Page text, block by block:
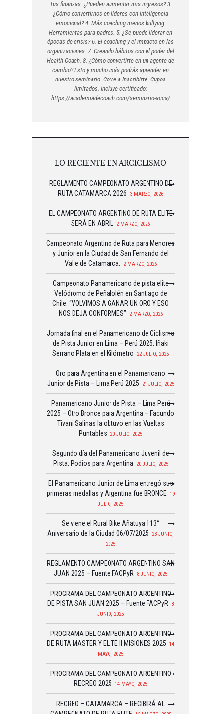
Tus finanzas. ¿Pueden aumentar mis ingresos? 3.
¿Cómo convertirnos en líderes con inteligencia
emocional? 4. Más coaching menos bullying.
Herramientas para padres. 5. ¿Se puede liderar en
épocas de crisis? 6. El coaching y el impacto en las
organizaciones. 7. Creando hábitos con el poder del
Health Coach. 8. ¿Cómo convertirte en un agente de
cambio? Esto y mucho más podrás aprender en
nuestro seminario. Corre a Inscribirte. Cupos
limitados. Incluye certificado:
https://academiadecoach.com/seminario-acca/
LO RECIENTE EN ARCICLISMO
REGLAMENTO CAMPEONATO ARGENTINO DE
RUTA CATAMARCA 2026
3 MARZO, 2026
EL CAMPEONATO ARGENTINO DE RUTA ELITE
SERÁ EN ABRIL 2 MARZO, 2026
Campeonato Argentino de Ruta para Menores
y Junior en la Ciudad de San Fernando del
Valle de Catamarca.
2 MARZO, 2026
Campeonato Panamericano de pista elite
Velódromo de Peñalolén en Santiago de
Chile: “VOLVIMOS A GANAR UN ORO Y ESO
NOS DEJA CONFORMES”
2 MARZO, 2026
Jornada final en el Panamericano de Ciclismo
de Pista Junior en Lima – Perú 2025: Iñaki
Serrano Plata en el Kilómetro
22 JULIO, 2025
Oro para Argentina en el Panamericano
Junior de Pista – Lima Perú 2025
21 JULIO, 2025
Panamericano Junior de Pista – Lima Perú
2025 – Otro Bronce para Argentina – Facundo
Tivani Salinas la obtuvo en las Vueltas
Puntables
20 JULIO, 2025
Segundo día del Panamericano Juvenil de
Pista: Podios para Argentina 20 JULIO, 2025
El Panamericano Junior de Lima entregó sus
primeras medallas y Argentina fue BRONCE 19
JULIO, 2025
Se viene el Rural Bike Añatuya 113°
Aniversario de la Ciudad 06/07/2025
23 JUNIO,
2025
REGLAMENTO CAMPEONATO ARGENTINO SAN
JUAN 2025 – Fuente FACPyR 8 JUNIO, 2025
PROGRAMA DEL CAMPEONATO ARGENTINO
DE PISTA SAN JUAN 2025 – Fuente FACPyR 8
JUNIO, 2025
PROGRAMA DEL CAMPEONATO ARGENTINO
DE RUTA MASTER Y ELITE II MISIONES 2025 14
MAYO, 2025
PROGRAMA DEL CAMPEONATO ARGENTINO
RECREO 2025 14 MAYO, 2025
RECREO – CATAMARCA – RECIBIRÁ AL